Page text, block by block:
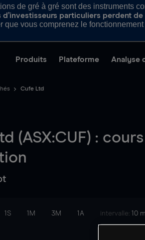
de gré à gré sont des instruments
d’investisseurs particuliers perdent
que vous comprenez le
Produits Plateforme Analyse
Cufe Ltd
(ASX:CUF) : cours
1S 1M 3M 1A intervalle: 10